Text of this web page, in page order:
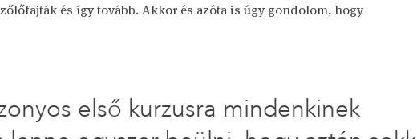
és így tovább. Akkor és azóta is úgy gondolom, hogy
első kurzusra mindenkinek